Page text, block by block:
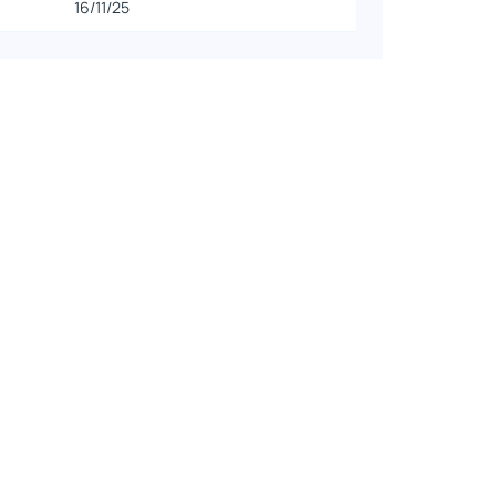
16/11/25